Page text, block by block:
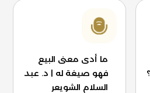
ما أدى معنى البيع
فهو صيغة له | د. عبد
السلام الشويعر